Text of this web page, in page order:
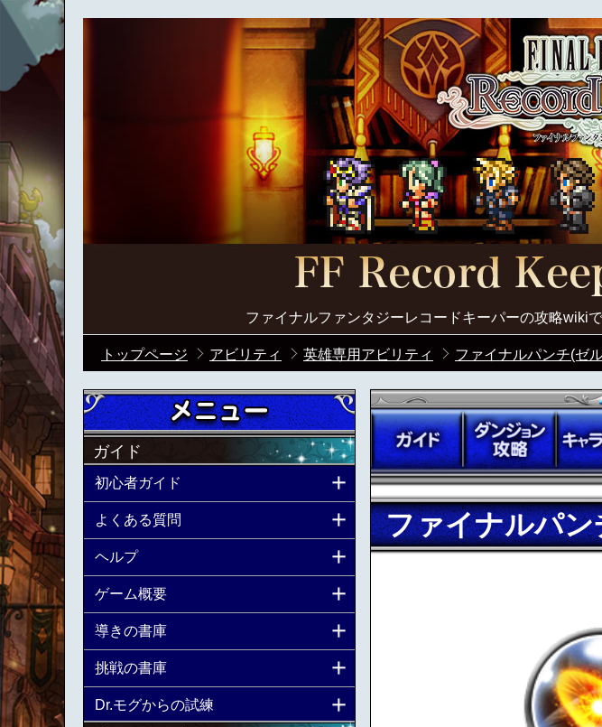
ファイナルファンタジーレコードキーパーの攻略wiki
トップページ アビリティ 英雄専用アビリティ ファイナルパンチ(ゼ
ファイナルパ
ガイド
初心者ガイド
よくある質問
ヘルプ
ゲーム概要
導きの書庫
挑戦の書庫
Dr.モグからの試練